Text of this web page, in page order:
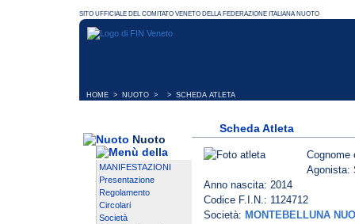
HOME > NUOTO > > SCHEDA ATLETA
Nuoto
MANIFESTAZIONI
Presentazione
Regolamento
Circolari
Società
Scheda Atleta
Agonista:
Anno nascita: 2014
Codice F.I.N.: 1124712
Società: MONTEBELLUNA